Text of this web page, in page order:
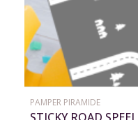
PAMPER PIRAMIDE